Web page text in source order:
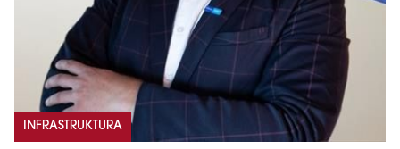
INFRASTRUKTURA